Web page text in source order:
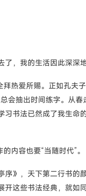
了，我的生活因此深深
热爱所赐。正如孔夫子
会抽出时间练字。从
书法已然成了我生命
内容也要“当随时代”。
序》，天下第二行书
这些书法经典，就如